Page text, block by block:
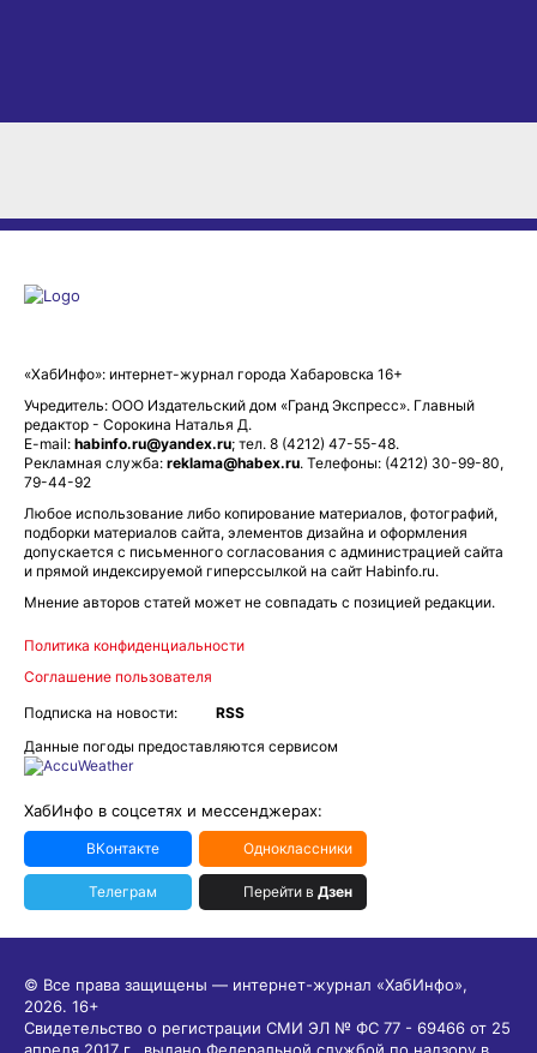
«ХабИнфо»: интернет-журнал города Хабаровска 16+
Учредитель: ООО Издательский дом «Гранд Экспресс». Главный
редактор - Сорокина Наталья Д.
E-mail: habinfo.ru@yandex.ru; тел. 8 (4212) 47-55-48.
Рекламная служба: reklama@habex.ru. Телефоны: (4212) 30-99-80,
79-44-92
Любое использование либо копирование материалов, фотографий,
подборки материалов сайта, элементов дизайна и оформления
допускается с письменного согласования с администрацией сайта
и прямой индексируемой гиперссылкой на сайт Habinfo.ru.
Мнение авторов статей может не совпадать с позицией редакции.
Политика конфиденциальности
Соглашение пользователя
Подписка на новости:
RSS
Данные погоды предоставляются сервисом
ХабИнфо в соцсетях и мессенджерах:
ВКонтакте Одноклассники
Телеграм Перейти в Дзен
© Все права защищены — интернет-журнал «ХабИнфо»,
2026. 16+
Свидетельство о регистрации СМИ ЭЛ № ФС 77 - 69466 от 25